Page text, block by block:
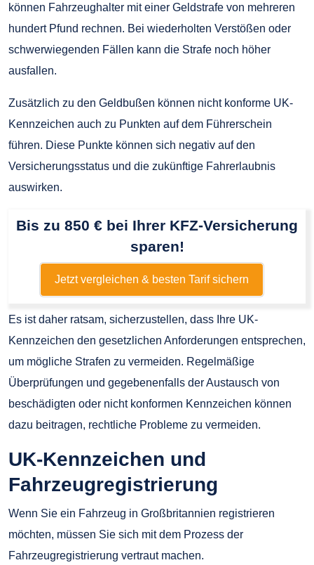
können Fahrzeughalter mit einer Geldstrafe von mehreren
hundert Pfund rechnen. Bei wiederholten Verstößen oder
schwerwiegenden Fällen kann die Strafe noch höher
ausfallen.
Zusätzlich zu den Geldbußen können nicht konforme UK-
Kennzeichen auch zu Punkten auf dem Führerschein
führen. Diese Punkte können sich negativ auf den
Versicherungsstatus und die zukünftige Fahrerlaubnis
auswirken.
Bis zu 850 € bei Ihrer KFZ-Versicherung
sparen!
Jetzt vergleichen & besten Tarif sichern
Es ist daher ratsam, sicherzustellen, dass Ihre UK-
Kennzeichen den gesetzlichen Anforderungen entsprechen,
um mögliche Strafen zu vermeiden. Regelmäßige
Überprüfungen und gegebenenfalls der Austausch von
beschädigten oder nicht konformen Kennzeichen können
dazu beitragen, rechtliche Probleme zu vermeiden.
UK-Kennzeichen und
Fahrzeugregistrierung
Wenn Sie ein Fahrzeug in Großbritannien registrieren
möchten, müssen Sie sich mit dem Prozess der
Fahrzeugregistrierung vertraut machen.